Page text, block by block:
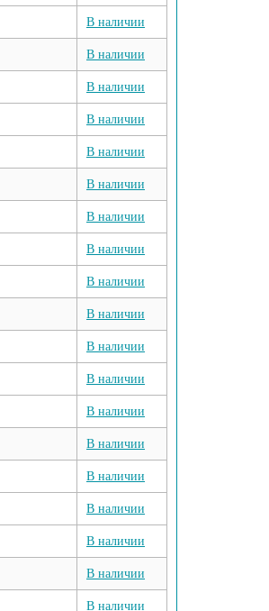
В наличии
В наличии
В наличии
В наличии
В наличии
В наличии
В наличии
В наличии
В наличии
В наличии
В наличии
В наличии
В наличии
В наличии
В наличии
В наличии
В наличии
В наличии
В наличии